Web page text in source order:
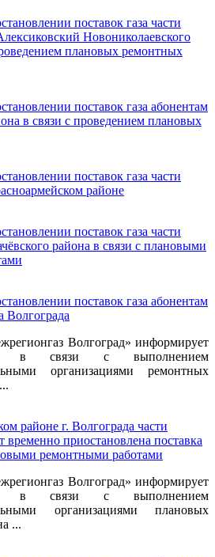
поставок газа части
Новониколаевского
плановых ремонтных
поставок газа абонентам
в связи с проведением плановых
поставок газа части
районе
поставок газа части
района в связи с плановыми
поставок газа абонентам
Волгограда
Волгоград» информирует
связи с выполнением
организациями ремонтных
районе г. Волгограда части
временно приостановлена поставка
ремонтными работами
Волгоград» информирует
связи с выполнением
организациями плановых
...